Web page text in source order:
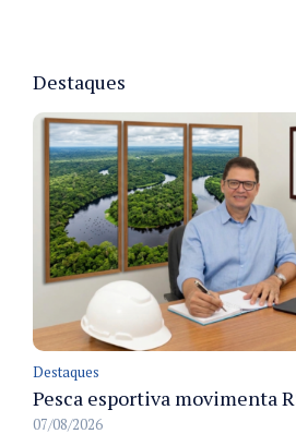
Destaques
Destaques
07/08/2026